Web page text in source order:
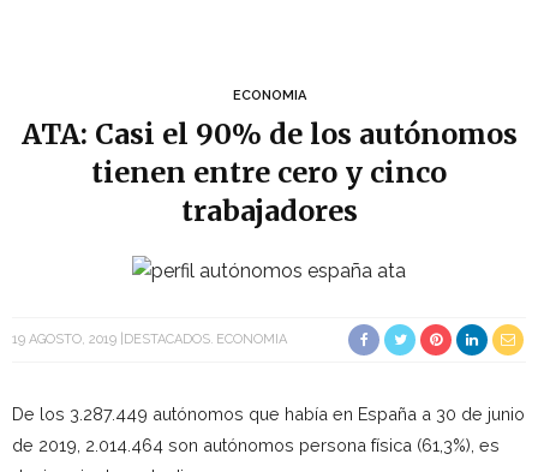
ECONOMIA
ATA: Casi el 90% de los autónomos
tienen entre cero y cinco
trabajadores
19 AGOSTO, 2019 DESTACADOS ECONOMIA
De los 3.287.449 autónomos que había en España a 30 de junio
de 2019, 2.014.464 son autónomos persona física (61,3%), es